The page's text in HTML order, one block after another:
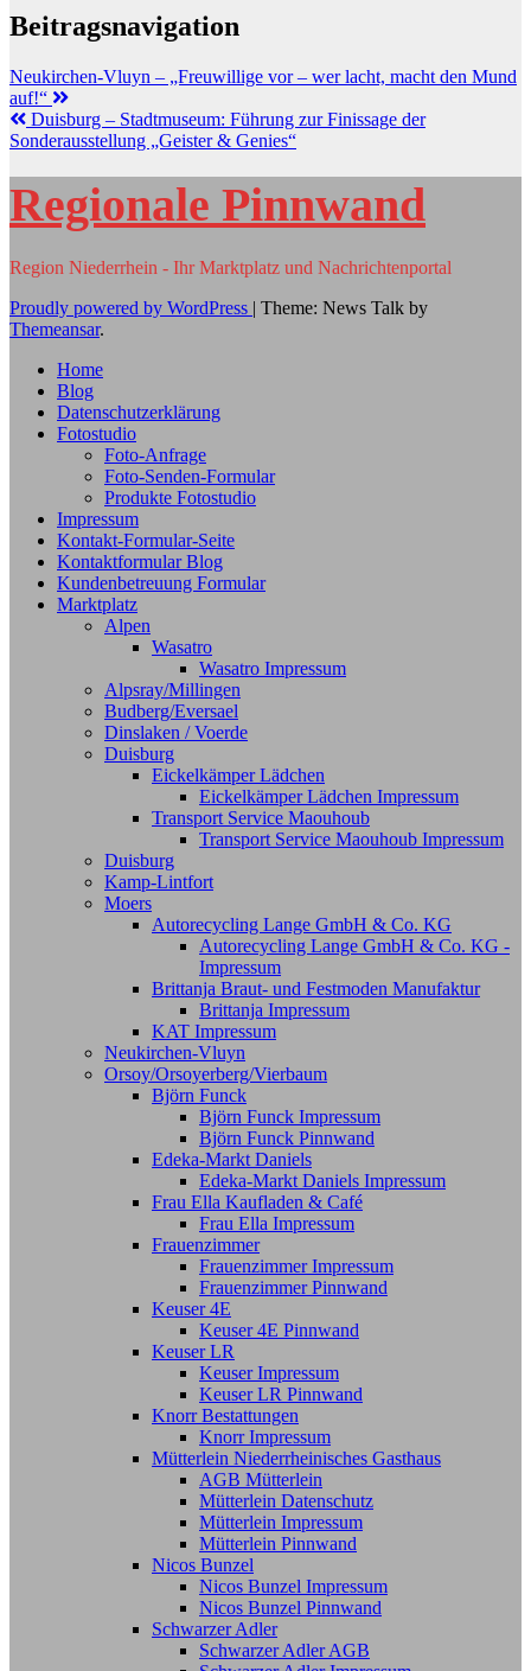
Beitragsnavigation
Neukirchen-Vluyn – „Freuwillige vor – wer lacht, macht den Mund
auf!“
Duisburg – Stadtmuseum: Führung zur Finissage der
Sonderausstellung „Geister & Genies“
Regionale Pinnwand
Region Niederrhein - Ihr Marktplatz und Nachrichtenportal
Proudly powered by WordPress | Theme: News Talk by
Themeansar.
Home
Blog
Datenschutzerklärung
Fotostudio
Foto-Anfrage
Foto-Senden-Formular
Produkte Fotostudio
Impressum
Kontakt-Formular-Seite
Kontaktformular Blog
Kundenbetreuung Formular
Marktplatz
Alpen
Wasatro
Wasatro Impressum
Alpsray/Millingen
Budberg/Eversael
Dinslaken / Voerde
Duisburg
Eickelkämper Lädchen
Eickelkämper Lädchen Impressum
Transport Service Maouhoub
Transport Service Maouhoub Impressum
Duisburg
Kamp-Lintfort
Moers
Autorecycling Lange GmbH & Co. KG
Autorecycling Lange GmbH & Co. KG -
Impressum
Brittanja Braut- und Festmoden Manufaktur
Brittanja Impressum
KAT Impressum
Neukirchen-Vluyn
Orsoy/Orsoyerberg/Vierbaum
Björn Funck
Björn Funck Impressum
Björn Funck Pinnwand
Edeka-Markt Daniels
Edeka-Markt Daniels Impressum
Frau Ella Kaufladen & Café
Frau Ella Impressum
Frauenzimmer
Frauenzimmer Impressum
Frauenzimmer Pinnwand
Keuser 4E
Keuser 4E Pinnwand
Keuser LR
Keuser Impressum
Keuser LR Pinnwand
Knorr Bestattungen
Knorr Impressum
Mütterlein Niederrheinisches Gasthaus
AGB Mütterlein
Mütterlein Datenschutz
Mütterlein Impressum
Mütterlein Pinnwand
Nicos Bunzel
Nicos Bunzel Impressum
Nicos Bunzel Pinnwand
Schwarzer Adler
Schwarzer Adler AGB